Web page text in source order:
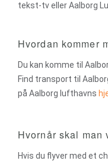
tekst-tv eller Aalborg
Hvordan kommer
Du kan komme til
Find transport til
på Aalborg lufthavns
Hvornår skal
Hvis du flyver med et